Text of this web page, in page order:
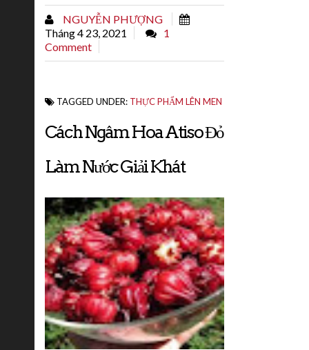
phẩm trong, mùi thơm của chuối tươi tự
nhiên, ngọt hài hòa đặc trưng của trái
chuối.Đây là cách...
NGUYỄN PHƯỢNG
Tháng 4 23, 2021
1
Comment
TAGGED UNDER: THỰC PHẨM LÊN MEN
Cách Ngâm Hoa Atiso Đỏ
Làm Nước Giải Khát